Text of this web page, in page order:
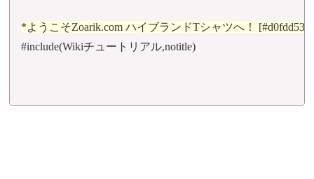
*ようこそZoarik.com ハイブランドTシャツへ！ [#d0fdd532]
#include(Wikiチュートリアル,notitle)